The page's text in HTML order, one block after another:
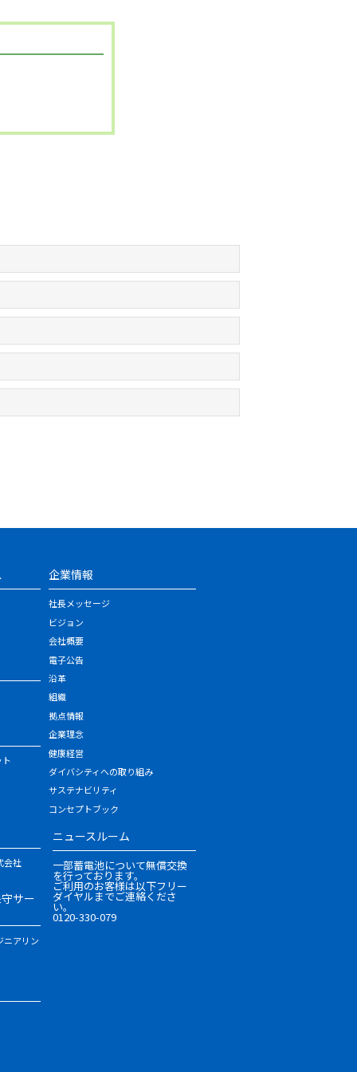
会社
サー
ニアリン
企業情報
社長メッセージ
ビジョン
会社概要
電子公告
沿革
組織
拠点情報
企業理念
健康経営
ダイバシティへの取り組み
サステナビリティ
コンセプトブック
ニュースルーム
一部蓄電池について無償交換
を行っております。
ご利用のお客様は以下フリー
ダイヤルまでご連絡くださ
い。
0120-330-079